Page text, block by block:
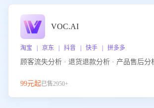
VOC.AI
淘宝 | 京东 | 抖音 | 快手 | 拼多多
顾客流失分析 · 退货退款分析 · 产品售后分
99元起已售2950+